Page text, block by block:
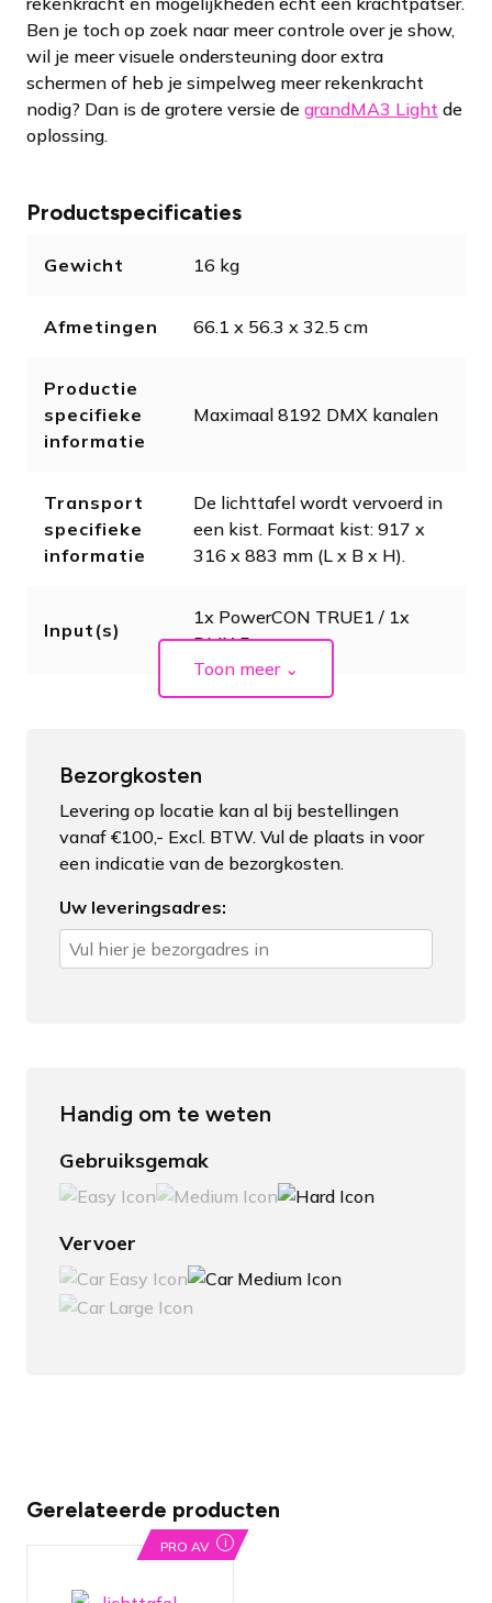
Ben je toch op zoek naar meer controle over je show,
wil je meer visuele ondersteuning door extra
schermen of heb je simpelweg meer rekenkracht
nodig? Dan is de grotere versie de grandMA3 Light de
oplossing.
Productspecificaties
Gewicht 16 kg
Afmetingen 66.1 x 56.3 x 32.5 cm
Productie
specifieke
informatie
Maximaal 8192 DMX kanalen
Transport
specifieke
informatie
De lichttafel wordt vervoerd in
een kist. Formaat kist: 917 x
316 x 883 mm (L x B x H).
Input(s)
1x PowerCON TRUE1 / 1x
DMX 5p
Toon meer ⌄
Bezorgkosten
Levering op locatie kan al bij bestellingen
vanaf €100,- Excl. BTW. Vul de plaats in voor
een indicatie van de bezorgkosten.
Uw leveringsadres:
Handig om te weten
Gebruiksgemak
Vervoer
Gerelateerde producten
PRO AV i